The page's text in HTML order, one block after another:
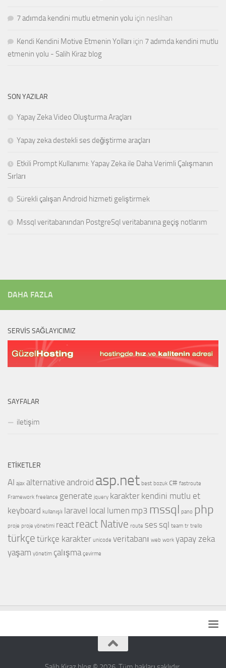
7 adımda kendini mutlu etmenin yolu için neslihan
Kendi Kendini Motive Etmenin Yolları için 7 adımda kendini mutlu
etmenin yolu - Salih Kiraz blog
SON YAZILAR
Yapay Zeka Video Oluşturma Araçları
Yapay zeka destekli ses değiştirme araçları
Etkili Prompt Kullanımı: Yapay Zeka ile Daha Verimli Çalışmanın
Sırları
Sürekli çalışan Android hizmeti geliştirmek
Mssql veritabanından PostgreSql veritabanına geçiş notlarım
DAHA FAZLA
SERVIS SAĞLAYICIMIZ
SAYFALAR
iletişim
ETIKETLER
AI ajax alternative android asp.net best bozuk c# fastroute
Framework freelance generate jquery karakter kendini mutlu et
keyboard kullanışlı laravel local lumen mp3 mssql pano php
proje proje yönetimi react react Native route ses sql team tr trello
türkçe türkçe karakter unicode veritabanı web work yapay zeka
yaşam yönetim çalışma çevirme